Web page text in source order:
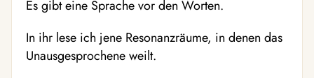
Es gibt eine Sprache vor den Worten.
In ihr lese ich jene Resonanzräume, in denen das
Unausgesprochene weilt.